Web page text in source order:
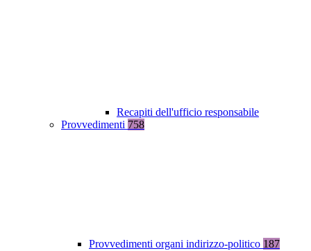
Recapiti dell'ufficio responsabile
Provvedimenti 758
Provvedimenti organi indirizzo-politico 187